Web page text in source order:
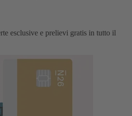
esclusive e prelievi gratis in tutto il